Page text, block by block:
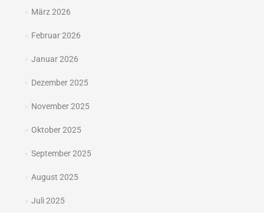
März 2026
Februar 2026
Januar 2026
Dezember 2025
November 2025
Oktober 2025
September 2025
August 2025
Juli 2025